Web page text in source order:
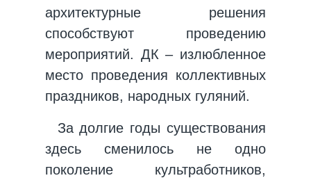
архитектурные решения
способствуют проведению
мероприятий. ДК – излюбленное
место проведения коллективных
праздников, народных гуляний.
За долгие годы существования
здесь сменилось не одно
поколение культработников,